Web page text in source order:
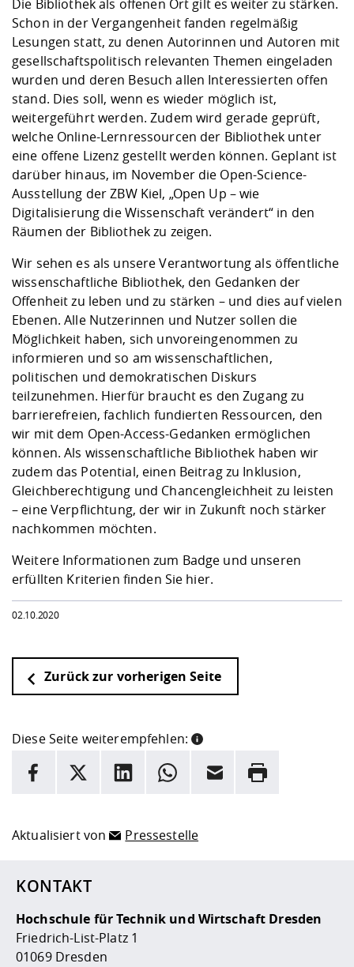
Die Bibliothek als offenen Ort gilt es weiter zu stärken.
Schon in der Vergangenheit fanden regelmäßig
Lesungen statt, zu denen Autorinnen und Autoren mit
gesellschaftspolitisch relevanten Themen eingeladen
wurden und deren Besuch allen Interessierten offen
stand. Dies soll, wenn es wieder möglich ist,
weitergeführt werden. Zudem wird gerade geprüft,
welche Online-Lernressourcen der Bibliothek unter
eine offene Lizenz gestellt werden können. Geplant ist
darüber hinaus, im November die Open-Science-
Ausstellung der ZBW Kiel, „Open Up – wie
Digitalisierung die Wissenschaft verändert“ in den
Räumen der Bibliothek zu zeigen.
Wir sehen es als unsere Verantwortung als öffentliche
wissenschaftliche Bibliothek, den Gedanken der
Offenheit zu leben und zu stärken – und dies auf vielen
Ebenen. Alle Nutzerinnen und Nutzer sollen die
Möglichkeit haben, sich unvoreingenommen zu
informieren und so am wissenschaftlichen,
politischen und demokratischen Diskurs
teilzunehmen. Hierfür braucht es den Zugang zu
barrierefreien, fachlich fundierten Ressourcen, den
wir mit dem Open-Access-Gedanken ermöglichen
können. Als wissenschaftliche Bibliothek haben wir
zudem das Potential, einen Beitrag zu Inklusion,
Gleichberechtigung und Chancengleichheit zu leisten
– eine Verpflichtung, der wir in Zukunft noch stärker
nachkommen möchten.
Weitere Informationen zum Badge und unseren
erfüllten Kriterien finden Sie hier.
02.10.2020
Zurück zur vorherigen Seite
Diese Seite weiterempfehlen:
INFORMATION
Hier stehen weitere Informationen und ein Link zur
Facebook
X LinkedInWhatsappE-Mail Drucken
Aktualisiert von Pressestelle
KONTAKT
Hochschule für Technik und Wirtschaft Dresden
Friedrich-List-Platz 1
01069 Dresden